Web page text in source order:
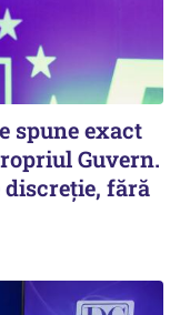
spune exact
Guvern.
fără